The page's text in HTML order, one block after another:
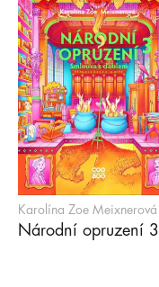
Karolína Zoe Meixnerová
Národní opruzení 3